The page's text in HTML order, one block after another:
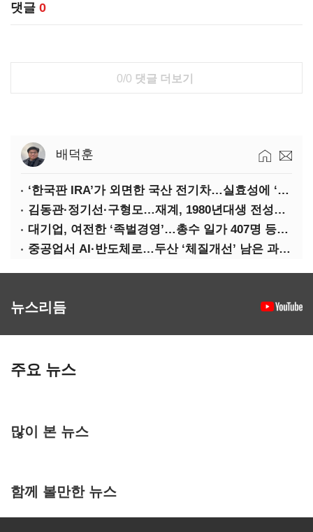
댓글 0
0/0 댓글 더보기
배덕훈
‘한국판 IRA’가 외면한 국산 전기차…실효성에 ‘의문’
김동관·정기선·구형모…재계, 1980년대생 전성시대
대기업, 여전한 ‘족벌경영’…총수 일가 407명 등기임원
중공업서 AI·반도체로…두산 ‘체질개선’ 남은 과제는
뉴스리듬
주요 뉴스
많이 본 뉴스
함께 볼만한 뉴스